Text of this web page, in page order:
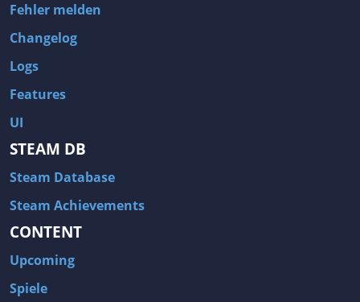
Fehler melden
Changelog
Logs
Features
UI
STEAM DB
Steam Database
Steam Achievements
CONTENT
Upcoming
Spiele